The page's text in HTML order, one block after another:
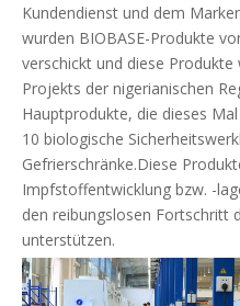
Kundendienst und dem
wurden BIOBASE-Produkte
verschickt und diese
Projekts der nigerianischen
Hauptprodukte, die dieses
10 biologische
Gefrierschränke.Diese
Impfstoffentwicklung bzw. -
den reibungslosen Fortschritt
unterstützen.